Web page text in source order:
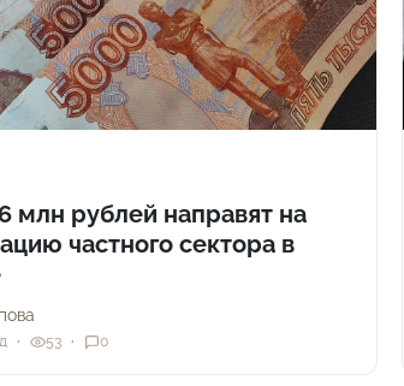
млн рублей направят на
частного сектора в
53 0